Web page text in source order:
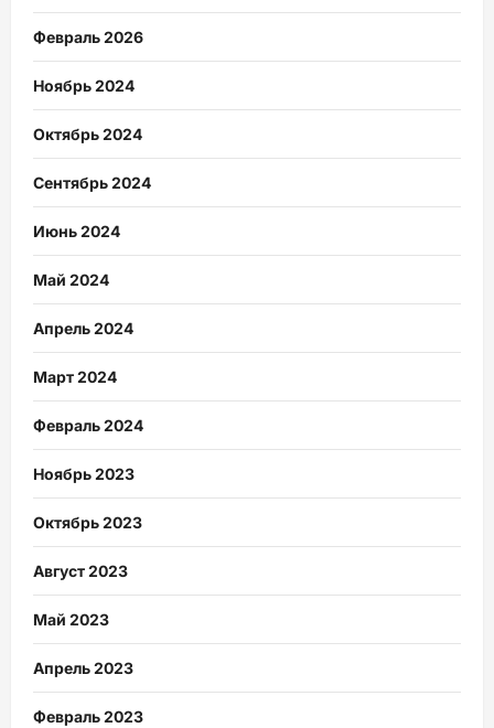
Февраль 2026
Ноябрь 2024
Октябрь 2024
Сентябрь 2024
Июнь 2024
Май 2024
Апрель 2024
Март 2024
Февраль 2024
Ноябрь 2023
Октябрь 2023
Август 2023
Май 2023
Апрель 2023
Февраль 2023